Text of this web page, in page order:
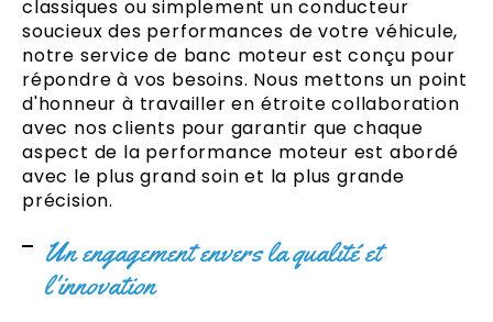
classiques ou simplement un conducteur
soucieux des performances de votre véhicule,
notre service de banc moteur est conçu pour
répondre à vos besoins. Nous mettons un point
d'honneur à travailler en étroite collaboration
avec nos clients pour garantir que chaque
aspect de la performance moteur est abordé
avec le plus grand soin et la plus grande
précision.
Un engagement envers la qualité et
l'innovation